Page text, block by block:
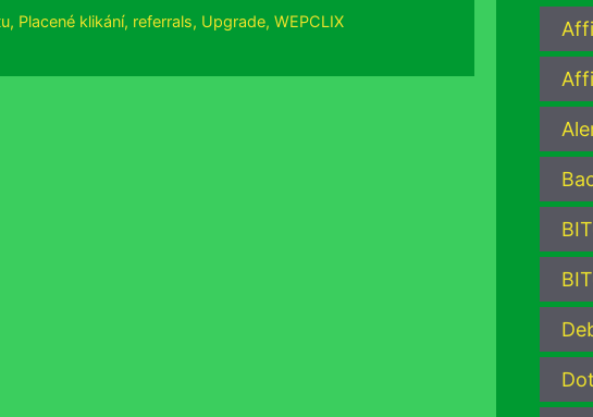
, Placené klikání, referrals, Upgrade,WEPCLIX